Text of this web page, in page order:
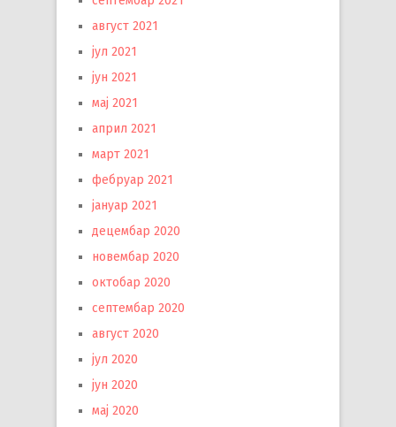
август 2021
јул 2021
јун 2021
мај 2021
април 2021
март 2021
фебруар 2021
јануар 2021
децембар 2020
новембар 2020
октобар 2020
септембар 2020
август 2020
јул 2020
јун 2020
мај 2020